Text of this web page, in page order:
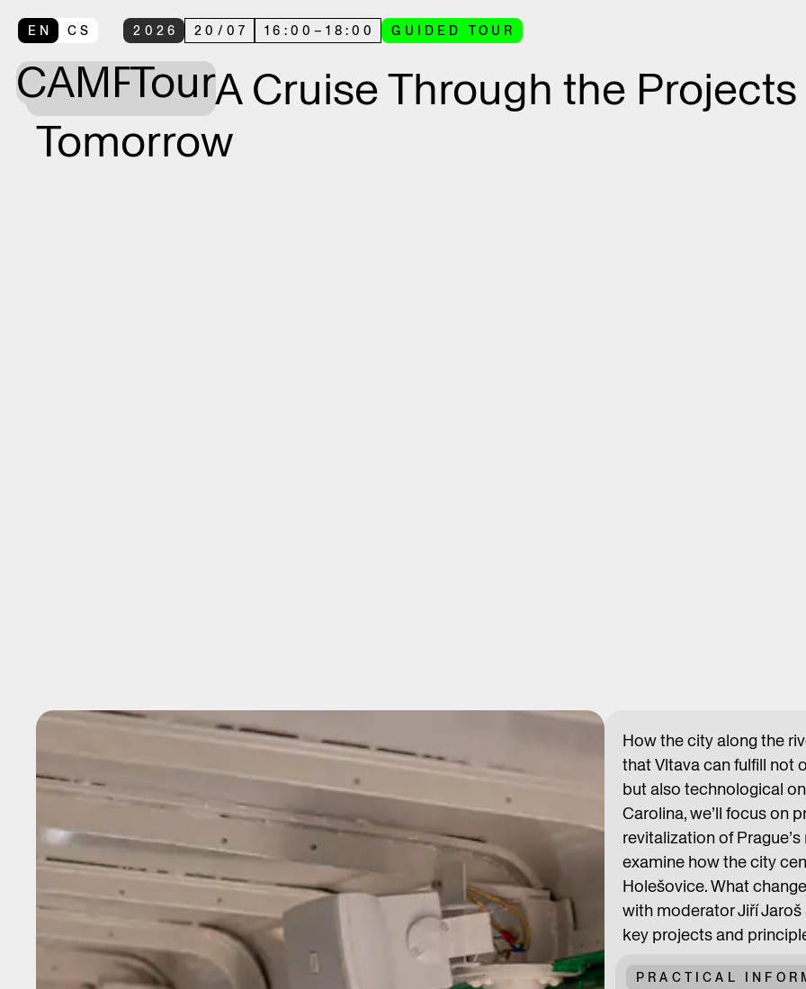
EN CS 2026 20 / 07 16:00–18:00 GUIDED TOUR
CAMPTourA Cruise Through the
Tomorrow
How the city along the
that Vltava can fulfill not
but also technological
Carolina, we’ll focus on
revitalization of
examine how the city
Holešovice. What
with moderator Jiří Jaroš
key projects and
PRACTICAL